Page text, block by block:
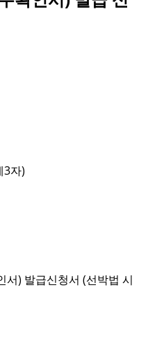
3자)
서) 발급신청서 (선박법 시